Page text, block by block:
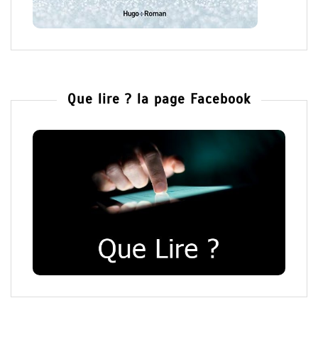
Que lire ? la page Facebook